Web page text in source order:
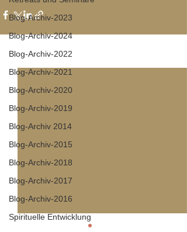
Blog-Archiv-2023
Blog-Archiv-2024
Blog-Archiv-2022
Blog-Archiv-2021
Blog-Archiv-2020
Blog-Archiv-2019
Blog-Archiv 2014
Blog-Archiv-2015
Blog-Archiv-2018
Blog-Archiv-2017
Blog-Archiv-2016
Spirituelle Entwicklung
Aktuelle Beiträge